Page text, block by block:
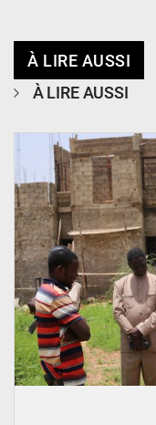
À LIRE AUSSI
À LIRE AUSSI